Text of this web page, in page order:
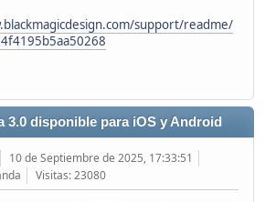
support/readme/
3.0 disponible para iOS y Android
10 de Septiembre de 2025, 17:33:51
Visitas: 23080